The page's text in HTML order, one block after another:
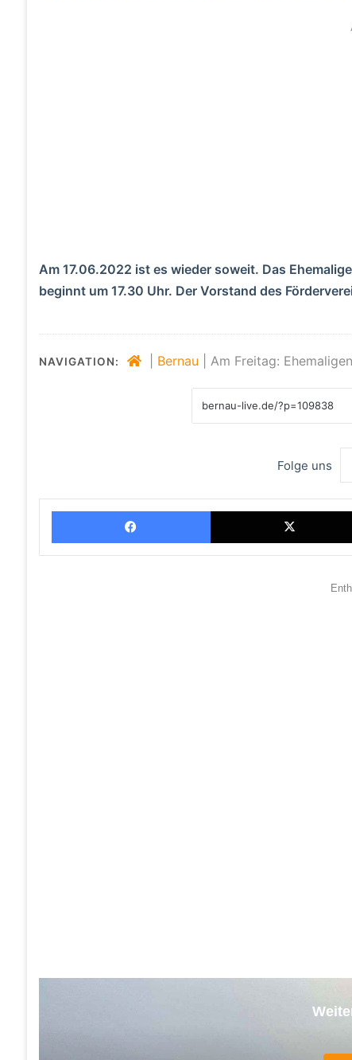
Am 17.06.2022 ist es wieder soweit. Das
beginnt um 17.30 Uhr. Der Vorstand des
NAVIGATION: Bernau Am Freitag:
Folge uns
Facebook